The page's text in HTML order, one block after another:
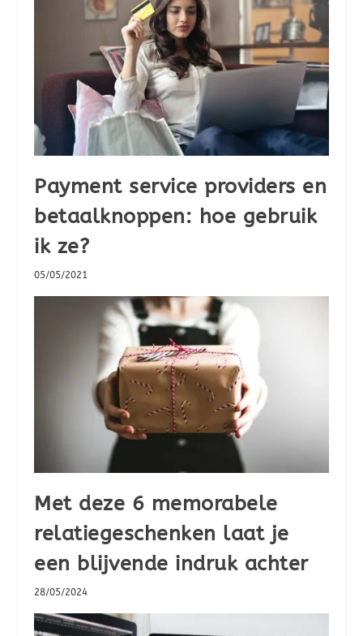
Payment service providers en
betaalknoppen: hoe gebruik
ik ze?
05/05/2021
Met deze 6 memorabele
relatiegeschenken laat je
een blijvende indruk achter
28/05/2024